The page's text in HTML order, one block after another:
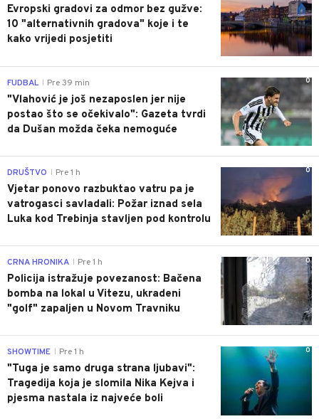
Evropski gradovi za odmor bez gužve:
10 "alternativnih gradova" koje i te
kako vrijedi posjetiti
0
FUDBAL Pre 39 min
"Vlahović je još nezaposlen jer nije
postao što se očekivalo": Gazeta tvrdi
da Dušan možda čeka nemoguće
0
DRUŠTVO Pre 1 h
Vjetar ponovo razbuktao vatru pa je
vatrogasci savladali: Požar iznad sela
Luka kod Trebinja stavljen pod kontrolu
0
CRNA HRONIKA Pre 1 h
Policija istražuje povezanost: Bačena
bomba na lokal u Vitezu, ukradeni
"golf" zapaljen u Novom Travniku
0
SHOWTIME Pre 1 h
"Tuga je samo druga strana ljubavi":
Tragedija koja je slomila Nika Kejva i
pjesma nastala iz najveće boli